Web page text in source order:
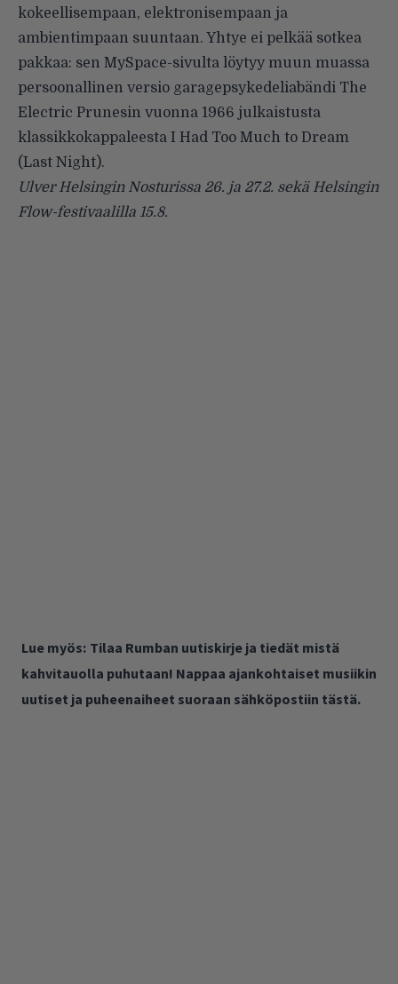
kokeellisempaan, elektronisempaan ja
ambientimpaan suuntaan. Yhtye ei pelkää sotkea
pakkaa: sen MySpace-sivulta löytyy muun muassa
persoonallinen versio garagepsykedeliabändi The
Electric Prunesin vuonna 1966 julkaistusta
klassikkokappaleesta I Had Too Much to Dream
(Last Night).
Ulver Helsingin Nosturissa 26. ja 27.2. sekä Helsingin
Flow-festivaalilla 15.8.
Lue myös: Tilaa Rumban uutiskirje ja tiedät mistä
kahvitauolla puhutaan! Nappaa ajankohtaiset musiikin
uutiset ja puheenaiheet suoraan sähköpostiin tästä.